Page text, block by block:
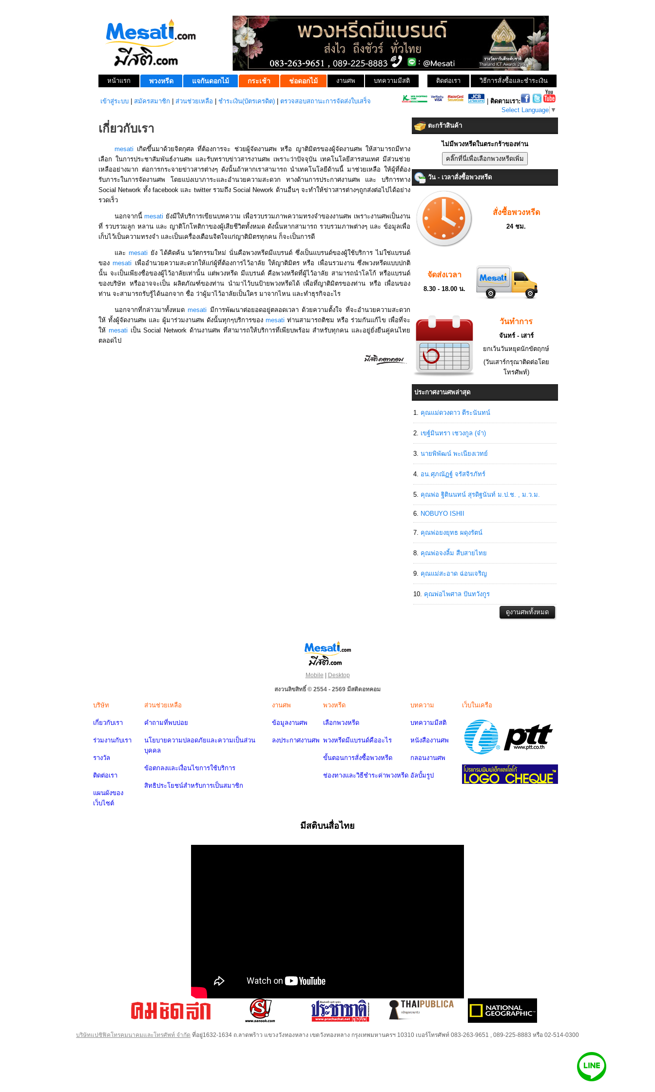
หน้าแรก พวงหรีด แจกันดอกไม้ กระเช้า ช่อดอกไม้ งานศพ บทความมีสติ วิธีการสั่งซื้อและชำระเงิน
ติดต่อเรา
เข้าสู่ระบบ สมัครสมาชิก ส่วนช่วยเหลือ ชำระเงิน(บัตรเครดิต) ตรวจสอบสถานะการจัดส่งใบเสร็จ
ติดตามเรา:
Select Language ▼
เกี่ยวกับเรา
mesati เกิดขึ้นมาด้วยจิตกุศล ที่ต้องการจะ ช่วยผู้จัดงานศพ หรือ ญาติมิตรของผู้จัดงานศพ ให้สามารถมีทาง
เลือก ในการประชาสัมพันธ์งานศพ และรับทราบข่าวสารงานศพ เพราะว่าปัจจุบัน เทคโนโลยีสารสนเทศ มีส่วนช่วย
เหลืออย่างมาก ต่อการกระจายข่าวสารต่างๆ ดังนั้นถ้าหากเราสามารถ นำเทคโนโลยีด้านนี้ มาช่วยเหลือ ให้ผู้ที่ต้อง
รับภาระในการจัดงานศพ โดยแบ่งเบาภาระและอำนวยความสะดวก ทางด้านการประกาศงานศพ และ บริการทาง
Social Network ทั้ง facebook และ twitter รวมถึง Social Nework ด้านอื่นๆ จะทำให้ข่าวสารต่างๆถูกส่งต่อไปได้อย่าง
รวดเร็ว
นอกจากนี้mesati ยังมีให้บริการเขียนบทความ เพื่อรวบรวมภาพความทรงจำของงานศพ เพราะงานศพเป็นงาน
ที่ รวบรวมลูก หลาน และ ญาติโกโหติกาของผู้เสียชีวิตทั้งหมด ดังนั้นหากสามารถ รวบรวมภาพต่างๆ และ ข้อมูลเพื่อ
เก็บไว้เป็นความทรงจำ และเป็นเครื่องเตือนจิตใจแก่ญาติมิตรทุกคน ก็จะเป็นการดี
และ mesati ยัง ได้คิดค้น นวัตกรรมใหม่ นั่นคือพวงหรีดมีแบรนด์ ซึ่งเป็นแบรนด์ของผู้ใช้บริการ ไม่ใช่แบรนด์
ของmesati เพื่ออำนวยความสะดวกให้แก่ผู้ที่ต้องการไว้อาลัย ให้ญาติมิตร หรือ เพื่อนรวมงาน ซึ่งพวงหรีดแบบปกติ
นั้น จะเป็นเพียงชื่อของผู้ไว้อาลัยเท่านั้น แต่พวงหรีด มีแบรนด์ คือพวงหรีดที่ผู้ไว้อาลัย สามารถนำโลโก้ หรือแบรนด์
ของบริษัท หรืออาจจะเป็น ผลิตภัณฑ์ของท่าน นำมาไว้บนป้ายพวงหรีดได้ เพื่อที่ญาติมิตรของท่าน หรือ เพื่อนของ
ท่าน จะสามารถรับรู้ได้นอกจาก ชื่อ ว่าผู้มาไว้อาลัยเป็นใคร มาจากไหน และทำธุรกิจอะไร
นอกจากที่กล่าวมาทั้งหมดmesati มีการพัฒนาต่อยอดอยู่ตลอดเวลา ด้วยความตั้งใจ ที่จะอำนวยความสะดวก
ให้ ทั้งผู้จัดงานศพ และ ผู้มาร่วมงานศพ ดังนั้นทุกๆบริการของ mesati ท่านสามารถติชม หรือ ร่วมกันแก้ไข เพื่อที่จะ
ให้ mesati เป็น Social Network ด้านงานศพ ที่สามารถให้บริการที่เพียบพร้อม สำหรับทุกคน และอยู่ยั่งยืนคู่คนไทย
ตลอดไป
ตะกร้าสินค้า
ไม่มีพวงหรีดในตระกร้าของท่าน
วัน - เวลาสั่งซื้อพวงหรีด
สั่งซื้อพวงหรีด
24 ชม.
จัดส่งเวลา
8.30 - 18.00 น.
วันทำการ
จันทร์ - เสาร์
ยกเว้นวันหยุดนักขัตฤกษ์
(วันเสาร์กรุณาติดต่อโดย
โทรศัพท์)
ประกาศงานศพล่าสุด
คุณแม่ดวงดาว ตีระนันทน์
เขฐ์มินทรา เชวงกูล (จ๋า)
นายพิพัฒน์ พะเนียงเวทย์
อน.ศุภณัฏฐ์ จรัสจิรภัทร์
คุณพ่อ ฐิตินนทน์ สุรดิฐนันท์ ม.ป.ช. , ม.ว.ม.
NOBUYO ISHII
คุณพ่อยงยุทธ ผดุงรัตน์
คุณพ่อจงลิ้ม สืบสายไทย
คุณแม่สะอาด ฉ่อนเจริญ
คุณพ่อไพศาล ปันทวังกูร
Mobile | Desktop
สงวนลิขสิทธิ์ © 2554 - 2569 มีสติดอทคอม
บริษัท
เกี่ยวกับเรา
ร่วมงานกับเรา
รางวัล
ติดต่อเรา
แผนผังของ
เว็บไซต์
ส่วนช่วยเหลือ
คำถามที่พบบ่อย
นโยบายความปลอดภัยและความเป็นส่วน
บุคคล
ข้อตกลงและเงื่อนไขการใช้บริการ
สิทธิประโยชน์สำหรับการเป็นสมาชิก
งานศพ
ข้อมูลงานศพ
ลงประกาศงานศพ
พวงหรีด
เลือกพวงหรีด
พวงหรีดมีแบรนด์คืออะไร
ขั้นตอนการสั่งซื้อพวงหรีด
ช่องทางและวิธีชำระค่าพวงหรีด
บทความ
บทความมีสติ
หนังสืองานศพ
กลอนงานศพ
อัลบั้มรูป
เว็บในเครือ
มีสติบนสื่อไทย
บริษัทแปซิฟิคโทรคมนาคมและโทรศัพท์ จำกัด ที่อยู่1632-1634 ถ.ลาดพร้าว แขวงวังทองหลาง เขตวังทองหลาง กรุงเทพมหานครฯ 10310 เบอร์โทรศัพท์ 083-263-9651 , 089-225-8883 หรือ 02-514-0300